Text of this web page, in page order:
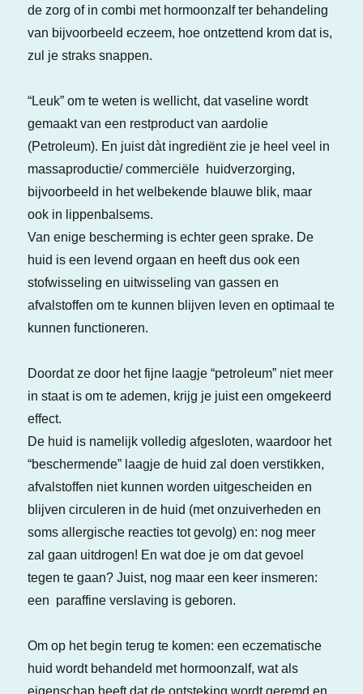
de zorg of in combi met hormoonzalf ter behandeling
van bijvoorbeeld eczeem, hoe ontzettend krom dat is,
zul je straks snappen.
“Leuk” om te weten is wellicht, dat vaseline wordt
gemaakt van een restproduct van aardolie
(Petroleum). En juist dàt ingrediënt zie je heel veel in
massaproductie/ commerciële huidverzorging,
bijvoorbeeld in het welbekende blauwe blik, maar
ook in lippenbalsems.
Van enige bescherming is echter geen sprake. De
huid is een levend orgaan en heeft dus ook een
stofwisseling en uitwisseling van gassen en
afvalstoffen om te kunnen blijven leven en optimaal te
kunnen functioneren.
Doordat ze door het fijne laagje “petroleum” niet meer
in staat is om te ademen, krijg je juist een omgekeerd
effect.
De huid is namelijk volledig afgesloten, waardoor het
“beschermende” laagje de huid zal doen verstikken,
afvalstoffen niet kunnen worden uitgescheiden en
blijven circuleren in de huid (met onzuiverheden en
soms allergische reacties tot gevolg) en: nog meer
zal gaan uitdrogen! En wat doe je om dat gevoel
tegen te gaan? Juist, nog maar een keer insmeren:
een paraffine verslaving is geboren.
Om op het begin terug te komen: een eczematische
huid wordt behandeld met hormoonzalf, wat als